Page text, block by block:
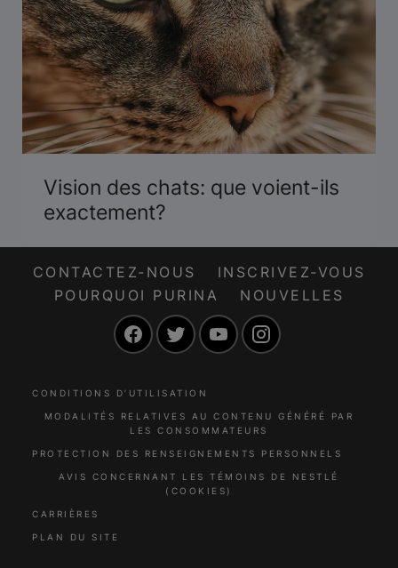
Vision des chats: que voient-ils
exactement?
CONTACTEZ-NOUS
INSCRIVEZ-VOUS
POURQUOI PURINA
NOUVELLES
FacebookTwitter YouTube
CONDITIONS D’UTILISATION
MODALITÉS RELATIVES AU CONTENU GÉNÉRÉ PAR
LES CONSOMMATEURS
PROTECTION DES RENSEIGNEMENTS PERSONNELS
AVIS CONCERNANT LES TÉMOINS DE NESTLÉ
(COOKIES)
CARRIÈRES
PLAN DU SITE